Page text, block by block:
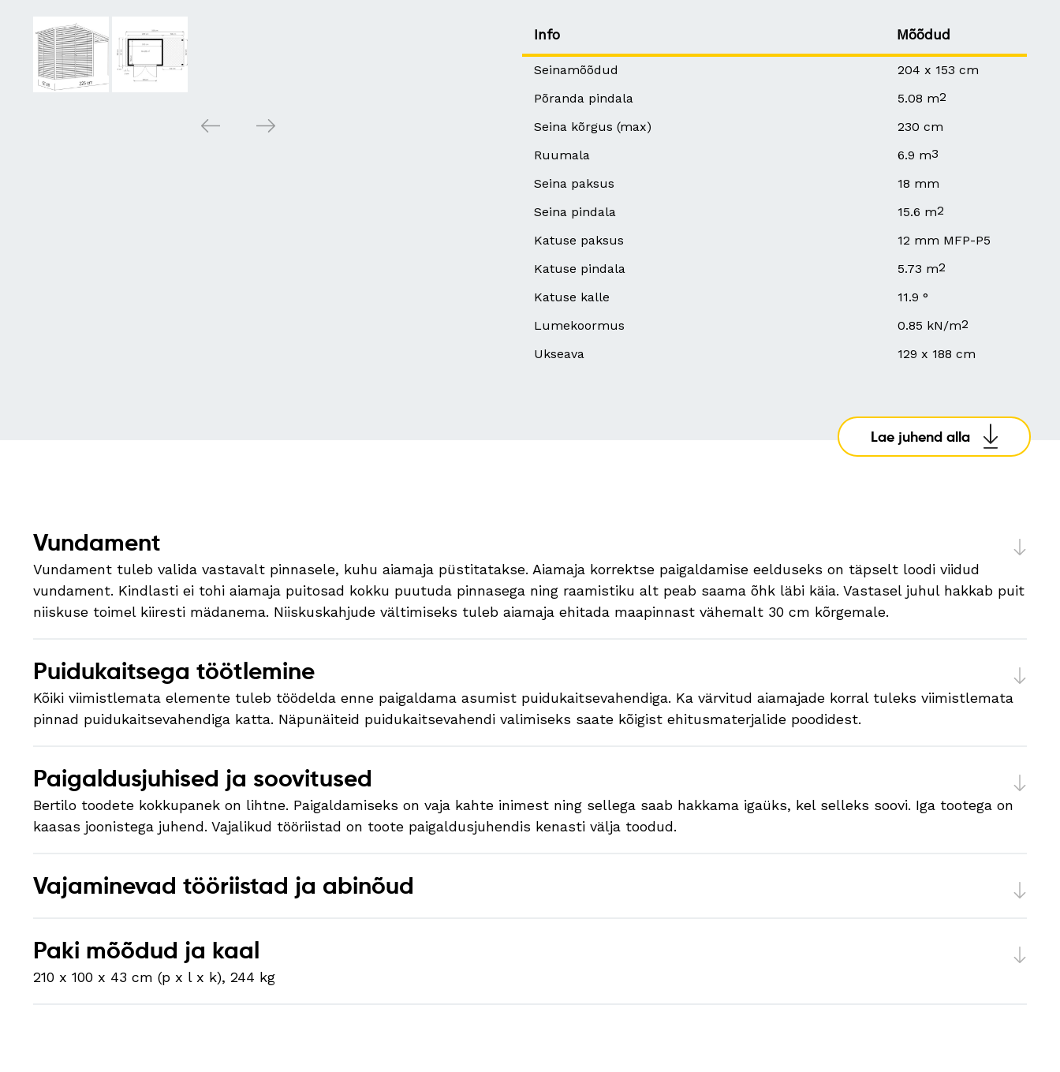
Info Mõõdud
Seinamõõdud
204 x 153 cm
Põranda pindala
5.08 m2
Seina kõrgus (max)
230 cm
Ruumala
6.9 m3
Seina paksus
18 mm
Seina pindala
15.6 m2
Katuse paksus
12 mm MFP-P5
Katuse pindala
5.73 m2
Katuse kalle
11.9 °
Lumekoormus
0.85 kN/m2
Ukseava
129 x 188 cm
Lae juhend alla
Vundament
Vundament tuleb valida vastavalt pinnasele, kuhu aiamaja püstitatakse. Aiamaja korrektse paigaldamise eelduseks on täpselt loodi viidud
vundament. Kindlasti ei tohi aiamaja puitosad kokku puutuda pinnasega ning raamistiku alt peab saama õhk läbi käia. Vastasel juhul hakkab puit
niiskuse toimel kiiresti mädanema. Niiskuskahjude vältimiseks tuleb aiamaja ehitada maapinnast vähemalt 30 cm kõrgemale.
Puidukaitsega töötlemine
Kõiki viimistlemata elemente tuleb töödelda enne paigaldama asumist puidukaitsevahendiga. Ka värvitud aiamajade korral tuleks viimistlemata
pinnad puidukaitsevahendiga katta. Näpunäiteid puidukaitsevahendi valimiseks saate kõigist ehitusmaterjalide poodidest.
Paigaldusjuhised ja soovitused
Bertilo toodete kokkupanek on lihtne. Paigaldamiseks on vaja kahte inimest ning sellega saab hakkama igaüks, kel selleks soovi. Iga tootega on
kaasas joonistega juhend. Vajalikud tööriistad on toote paigaldusjuhendis kenasti välja toodud.
Vajaminevad tööriistad ja abinõud
Paki mõõdud ja kaal
210 x 100 x 43 cm (p x l x k), 244 kg